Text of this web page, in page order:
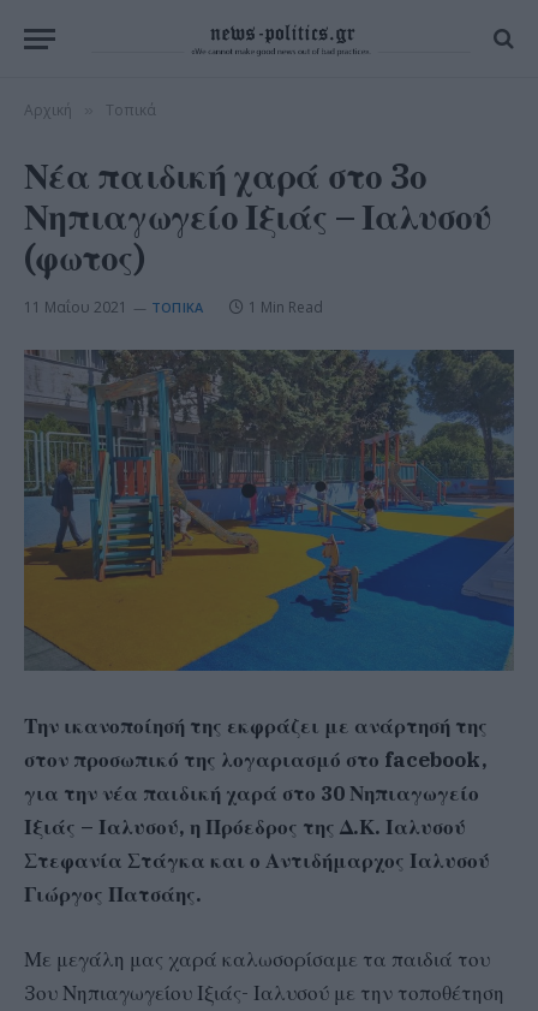
Αρχική Τοπικά
Νέα παιδική χαρά στο 3ο
Νηπιαγωγείο Ιξιάς – Ιαλυσού
(φωτος)
11 Μαΐου 2021 ΤΟΠΙΚΆ 1 Min Read
Την ικανοποίησή της εκφράζει με ανάρτησή της
στον προσωπικό της λογαριασμό στο facebook,
για την νέα παιδική χαρά στο 30 Νηπιαγωγείο
Ιξιάς – Ιαλυσού, η Πρόεδρος της Δ.Κ. Ιαλυσού
Στεφανία Στάγκα και ο Αντιδήμαρχος Ιαλυσού
Γιώργος Πατσάης.
Με μεγάλη μας χαρά καλωσορίσαμε τα παιδιά του
3ου Νηπιαγωγείου Ιξιάς- Ιαλυσού με την τοποθέτηση